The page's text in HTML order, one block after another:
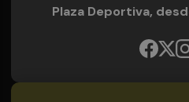
Plaza Deportiva,